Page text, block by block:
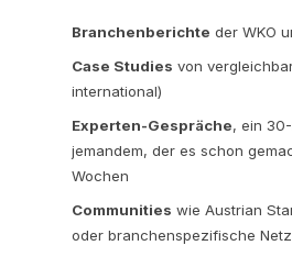
Branchenberichte der WKO
Case Studies von
international)
Experten-Gespräche, ein
jemandem, der es schon
Wochen
Communities wie Austrian
oder branchenspezifische